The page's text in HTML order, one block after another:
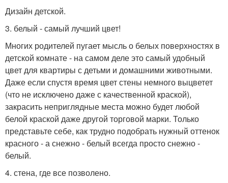
Дизайн детской.
3. белый - самый лучший цвет!
Многих родителей пугает мысль о белых поверхностях в
детской комнате - на самом деле это самый удобный
цвет для квартиры с детьми и домашними животными.
Даже если спустя время цвет стены немного выцветет
(что не исключено даже с качественной краской),
закрасить неприглядные места можно будет любой
белой краской даже другой торговой марки. Только
представьте себе, как трудно подобрать нужный оттенок
красного - а снежно - белый всегда просто снежно -
белый.
4. стена, где все позволено.